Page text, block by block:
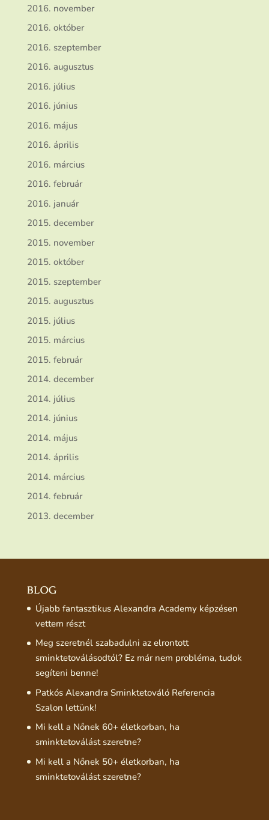
2016. november
2016. október
2016. szeptember
2016. augusztus
2016. július
2016. június
2016. május
2016. április
2016. március
2016. február
2016. január
2015. december
2015. november
2015. október
2015. szeptember
2015. augusztus
2015. július
2015. március
2015. február
2014. december
2014. július
2014. június
2014. május
2014. április
2014. március
2014. február
2013. december
BLOG
Újabb fantasztikus Alexandra Academy képzésen
vettem részt
Meg szeretnél szabadulni az elrontott
sminktetoválásodtól? Ez már nem probléma, tudok
segíteni benne!
Patkós Alexandra Sminktetováló Referencia
Szalon lettünk!
Mi kell a Nőnek 60+ életkorban, ha
sminktetoválást szeretne?
Mi kell a Nőnek 50+ életkorban, ha
sminktetoválást szeretne?